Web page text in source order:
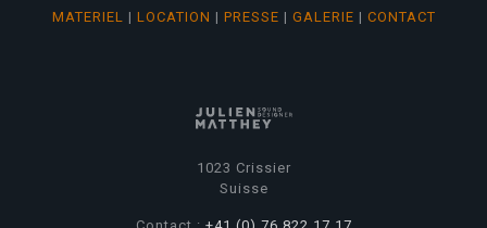
MATERIEL | LOCATION | PRESSE | GALERIE | CONTACT
1023 Crissier
Suisse